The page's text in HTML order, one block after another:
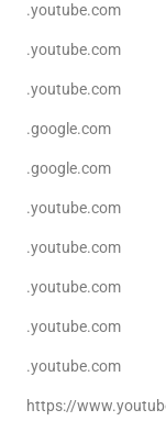
.youtube.com
.youtube.com
.youtube.com
.google.com
.google.com
.youtube.com
.youtube.com
.youtube.com
.youtube.com
.youtube.com
https://